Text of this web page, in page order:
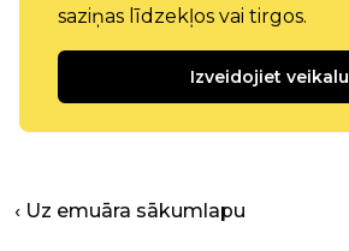
saziņas līdzekļos vai tirgos.
Izveidojiet veikalu
‹ Uz emuāra sākumlapu